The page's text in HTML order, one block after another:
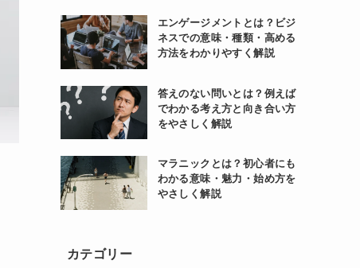
エンゲージメントとは？ビジ
ネスでの意味・種類・高める
方法をわかりやすく解説
答えのない問いとは？例えば
でわかる考え方と向き合い方
をやさしく解説
マラニックとは？初心者にも
わかる意味・魅力・始め方を
やさしく解説
カテゴリー